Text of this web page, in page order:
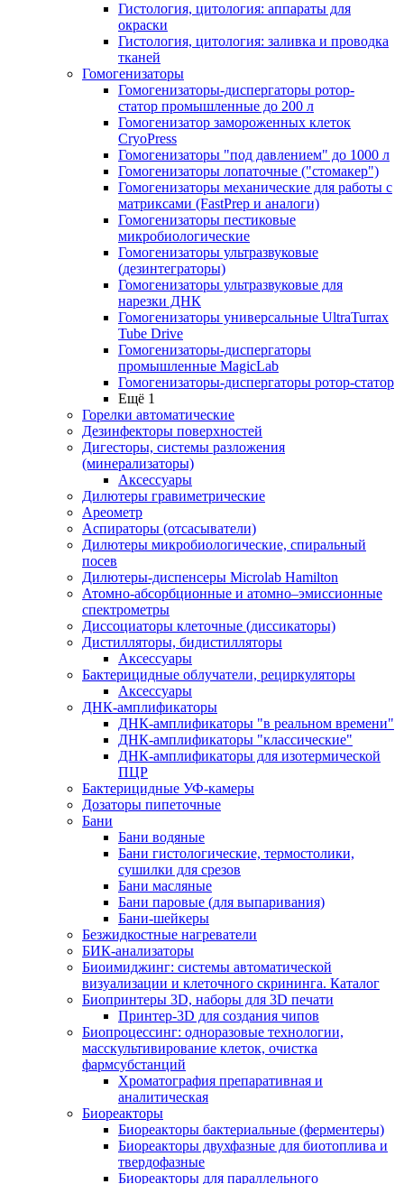
Гистология, цитология: аппараты для
окраски
Гистология, цитология: заливка и проводка
тканей
Гомогенизаторы
Гомогенизаторы-диспергаторы ротор-
статор промышленные до 200 л
Гомогенизатор замороженных клеток
CryoPress
Гомогенизаторы "под давлением" до 1000 л
Гомогенизаторы лопаточные ("стомакер")
Гомогенизаторы механические для работы с
матриксами (FastPrep и аналоги)
Гомогенизаторы пестиковые
микробиологические
Гомогенизаторы ультразвуковые
(дезинтеграторы)
Гомогенизаторы ультразвуковые для
нарезки ДНК
Гомогенизаторы универсальные UltraTurrax
Tube Drive
Гомогенизаторы-диспергаторы
промышленные MagicLab
Гомогенизаторы-диспергаторы ротор-статор
Ещё 1
Горелки автоматические
Дезинфекторы поверхностей
Дигесторы, системы разложения
(минерализаторы)
Аксессуары
Дилютеры гравиметрические
Ареометр
Аспираторы (отсасыватели)
Дилютеры микробиологические, спиральный
посев
Дилютеры-диспенсеры Microlab Hamilton
Атомно-абсорбционные и атомно–эмиссионные
спектрометры
Диссоциаторы клеточные (диссикаторы)
Дистилляторы, бидистилляторы
Аксессуары
Бактерицидные облучатели, рециркуляторы
Аксессуары
ДНК-амплификаторы
ДНК-амплификаторы "в реальном времени"
ДНК-амплификаторы "классические"
ДНК-амплификаторы для изотермической
ПЦР
Бактерицидные УФ-камеры
Дозаторы пипеточные
Бани
Бани водяные
Бани гистологические, термостолики,
сушилки для срезов
Бани масляные
Бани паровые (для выпаривания)
Бани-шейкеры
Безжидкостные нагреватели
БИК-анализаторы
Биоимиджинг: системы автоматической
визуализации и клеточного скрининга. Каталог
Биопринтеры 3D, наборы для 3D печати
Принтер-3D для создания чипов
Биопроцессинг: одноразовые технологии,
масскультивирование клеток, очистка
фармсубстанций
Хроматография препаративная и
аналитическая
Биореакторы
Биореакторы бактериальные (ферментеры)
Биореакторы двухфазные для биотоплива и
твердофазные
Биореакторы для параллельного